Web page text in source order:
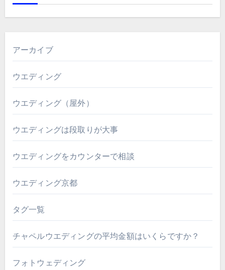
アーカイブ
ウエディング
ウエディング（屋外）
ウエディングは段取りが大事
ウエディングをカウンターで相談
ウエディング京都
タグ一覧
チャペルウエディングの平均金額はいくらですか？
フォトウェディング